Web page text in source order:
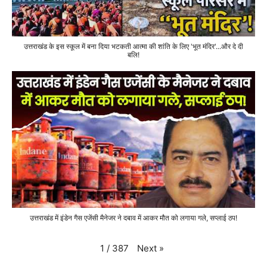
उत्तराखंड के इस स्कूल में बना दिया भटकती आत्मा की शांति के लिए 'भूत मंदिर'...और दे दी
बलि!
उत्तराखंड में इंडेन गैस एजेंसी मैनेजर ने दबाव में आकर मौत को लगाया गले, सप्लाई ठप!
1 / 387 Next »